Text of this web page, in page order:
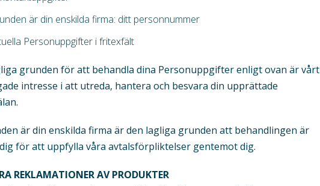
är din enskilda firma: ditt personnummer
Personuppgifter i fritexfält
grunden för att behandla dina Personuppgifter enligt ovan är vårt
intresse i att utreda, hantera och besvara din upprättade
är din enskilda firma är den lagliga grunden att behandlingen är
för att uppfylla våra avtalsförpliktelser gentemot dig.
REKLAMATIONER AV PRODUKTER